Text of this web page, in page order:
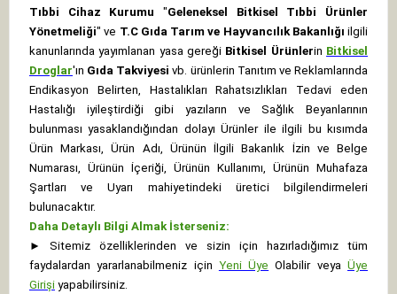
Tıbbi Cihaz Kurumu "Geleneksel Bitkisel Tıbbi Ürünler
Yönetmeliği" ve T.C Gıda Tarım ve Hayvancılık Bakanlığı ilgili
kanunlarında yayımlanan yasa gereği Bitkisel Ürünlerin Bitkisel
Droglar'ın Gıda Takviyesi vb. ürünlerin Tanıtım ve Reklamlarında
Endikasyon Belirten, Hastalıkları Rahatsızlıkları Tedavi eden
Hastalığı iyileştirdiği gibi yazıların ve Sağlık Beyanlarının
bulunması yasaklandığından dolayı Ürünler ile ilgili bu kısımda
Ürün Markası, Ürün Adı, Ürünün İlgili Bakanlık İzin ve Belge
Numarası, Ürünün İçeriği, Ürünün Kullanımı, Ürünün Muhafaza
Şartları ve Uyarı mahiyetindeki üretici bilgilendirmeleri
bulunacaktır.
Daha Detaylı Bilgi Almak İsterseniz:
►
Sitemiz özelliklerinden ve sizin için hazırladığımız tüm
faydalardan yararlanabilmeniz için Yeni Üye Olabilir veyaÜye
Girişi yapabilirsiniz.